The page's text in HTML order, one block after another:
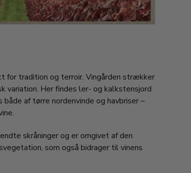
for tradition og terroir. Vingården strækker
variation. Her findes ler- og kalkstensjord
af tørre nordenvinde og havbriser –
skråninger og er omgivet af den
som også bidrager til vinens